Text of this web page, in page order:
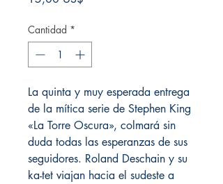
Cantidad *
La quinta y muy esperada entrega
de la mítica serie de Stephen King
«La Torre Oscura», colmará sin
duda todas las esperanzas de sus
seguidores. Roland Deschain y su
ka-tet viajan hacia el sudeste a